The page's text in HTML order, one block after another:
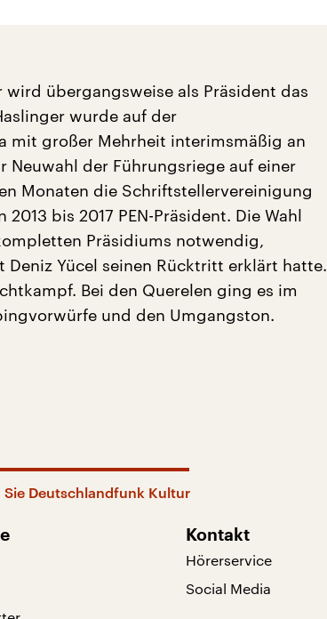
übergangsweise als Präsident das
wurde auf der
mit großer Mehrheit interimsmäßig an
Neuwahl der Führungsriege auf einer
Monaten die Schriftstellervereinigung
bis 2017 PEN-Präsident. Die Wahl
Präsidiums notwendig,
Deniz Yücel seinen Rücktritt erklärt hatte.
Bei den Querelen ging es im
und den Umgangston.
Sie Deutschlandfunk Kultur
Kontakt
Hörerservice
Social Media